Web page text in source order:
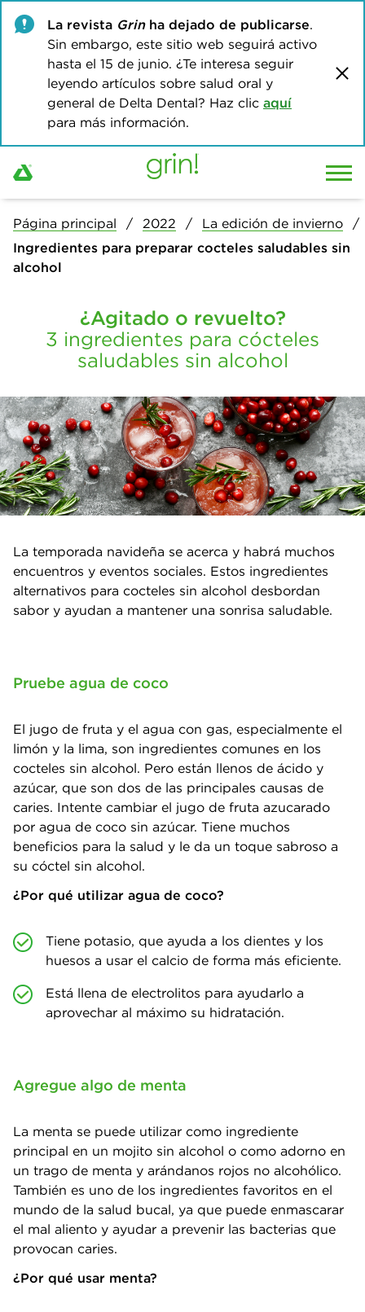
Página principal 2022
La edición de invierno
Ingredientes para preparar cocteles saludables sin
alcohol
La revista Grinha dejado de publicarse.
Sin embargo, este sitio web seguirá activo
hasta el 15 de junio. ¿Te interesa seguir
leyendo artículos sobre salud oral y
general de Delta Dental? Haz clic aquí
para más información.
¿Agitado o revuelto?
3 ingredientes para cócteles
saludables sin alcohol
La temporada navideña se acerca y habrá muchos
encuentros y eventos sociales. Estos ingredientes
alternativos para cocteles sin alcohol desbordan
sabor y ayudan a mantener una sonrisa saludable.
Pruebe agua de coco
El jugo de fruta y el agua con gas, especialmente el
limón y la lima, son ingredientes comunes en los
cocteles sin alcohol. Pero están llenos de ácido y
azúcar, que son dos de las principales causas de
caries. Intente cambiar el jugo de fruta azucarado
por agua de coco sin azúcar. Tiene muchos
beneficios para la salud y le da un toque sabroso a
su cóctel sin alcohol.
¿Por qué utilizar agua de coco?
Tiene potasio, que ayuda a los dientes y los
huesos a usar el calcio de forma más eficiente.
Está llena de electrolitos para ayudarlo a
aprovechar al máximo su hidratación.
Agregue algo de menta
La menta se puede utilizar como ingrediente
principal en un mojito sin alcohol o como adorno en
un trago de menta y arándanos rojos no alcohólico.
También es uno de los ingredientes favoritos en el
mundo de la salud bucal, ya que puede enmascarar
el mal aliento y ayudar a prevenir las bacterias que
provocan caries.
¿Por qué usar menta?